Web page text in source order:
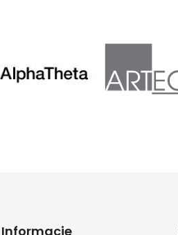
Informacje